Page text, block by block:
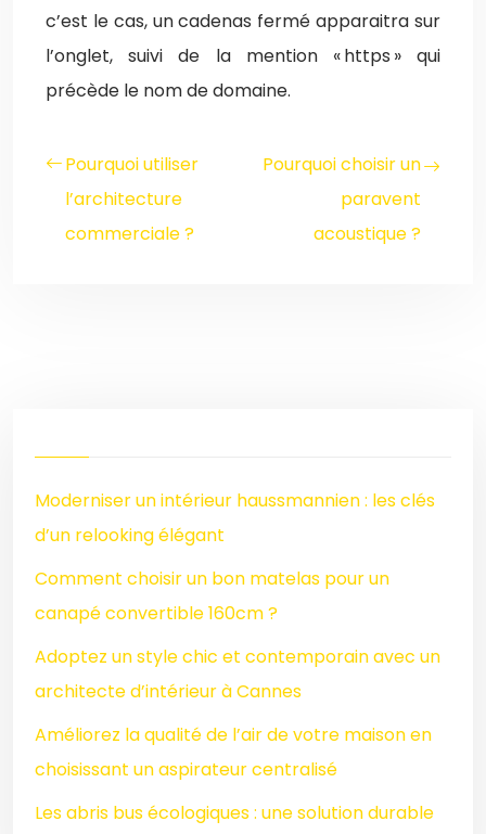
c’est le cas, un cadenas fermé apparaitra sur
l’onglet, suivi de la mention « https » qui
précède le nom de domaine.
Pourquoi utiliser
l’architecture
commerciale ?
Pourquoi choisir un
paravent
acoustique ?
Moderniser un intérieur haussmannien : les clés
d’un relooking élégant
Comment choisir un bon matelas pour un
canapé convertible 160cm ?
Adoptez un style chic et contemporain avec un
architecte d’intérieur à Cannes
Améliorez la qualité de l’air de votre maison en
choisissant un aspirateur centralisé
Les abris bus écologiques : une solution durable